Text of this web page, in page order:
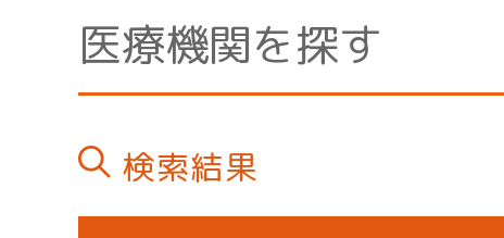
医療機関を探す
検索結果